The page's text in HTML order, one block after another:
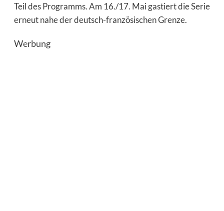
Teil des Programms. Am 16./17. Mai gastiert die Serie
erneut nahe der deutsch-französischen Grenze.
Werbung